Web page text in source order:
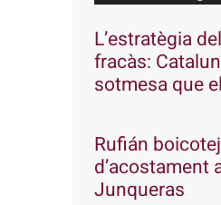
L’estratègia
fracàs:
sotmesa que
Rufián
d’acostament
Junqueras